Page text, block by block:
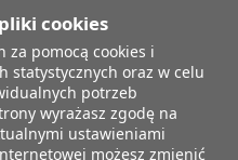
Osobowych jest Gminny
przy ul. Krakowska 8, 34-143
ochrony danych
Dróżdż, z którą można się
Przesyłane dane
w celu prowadzenia
wiadomość zawierającą jej dane
cookies
za pomocą cookies i
statystycznych oraz w celu
potrzeb
wyrażasz zgodę na
ustawieniami
możesz zmienić